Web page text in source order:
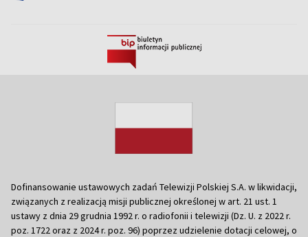
Dofinansowanie ustawowych zadań Telewizji Polskiej S.A. w likwidacji,
związanych z realizacją misji publicznej określonej w art. 21 ust. 1
ustawy z dnia 29 grudnia 1992 r. o radiofonii i telewizji (Dz. U. z 2022 r.
poz. 1722 oraz z 2024 r. poz. 96) poprzez udzielenie dotacji celowej, o